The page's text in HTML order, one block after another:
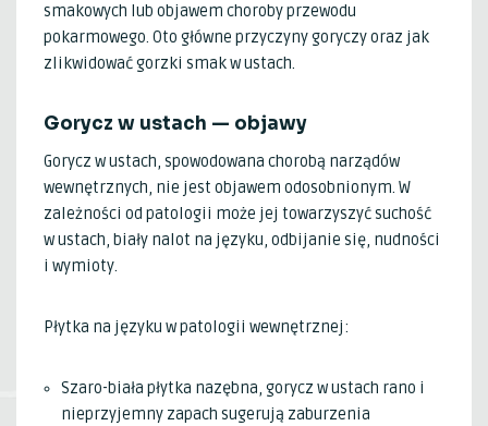
smakowych lub objawem choroby przewodu
pokarmowego. Oto główne przyczyny goryczy oraz jak
zlikwidować gorzki smak w ustach.
Gorycz w ustach — objawy
Gorycz w ustach, spowodowana chorobą narządów
wewnętrznych, nie jest objawem odosobnionym. W
zależności od patologii może jej towarzyszyć suchość
w ustach, biały nalot na języku, odbijanie się, nudności
i wymioty.
Płytka na języku w patologii wewnętrznej:
Szaro-biała płytka nazębna, gorycz w ustach rano i
nieprzyjemny zapach sugerują zaburzenia